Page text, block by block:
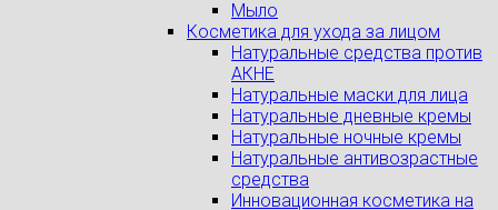
Мыло
Косметика для ухода за лицом
Натуральные средства против
АКНЕ
Натуральные маски для лица
Натуральные дневные кремы
Натуральные ночные кремы
Натуральные антивозрастные
средства
Инновационная косметика на